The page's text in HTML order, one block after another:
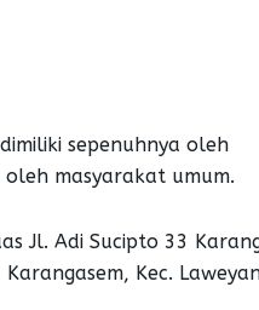
sepenuhnya oleh
masyarakat umum.
Jl. Adi Sucipto 33
Kec.